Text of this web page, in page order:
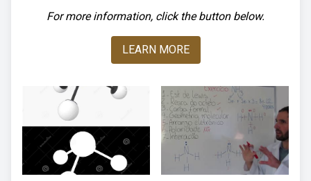
For more information, click the button below.
LEARN MORE